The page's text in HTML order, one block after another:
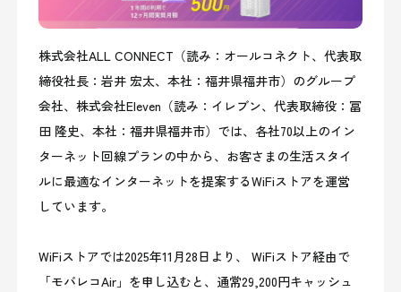
株式会社ALL CONNECT（読み：オールコネクト、代表取
締役社長：岩井 宏太、本社：福井県福井市）のグループ
会社、株式会社Eleven（読み：イレブン、代表取締役：冨
田 隆史、本社：福井県福井市）では、各社70以上のイン
ターネット回線プランの中から、お客さまの生活スタイ
ルに最適なインターネットを提案するWiFiストアを運営
しています。
WiFiストアでは2025年11月28日より、 WiFiストア経由で
「モバレコAir」を申し込むと、通常29,200円キャッシュ